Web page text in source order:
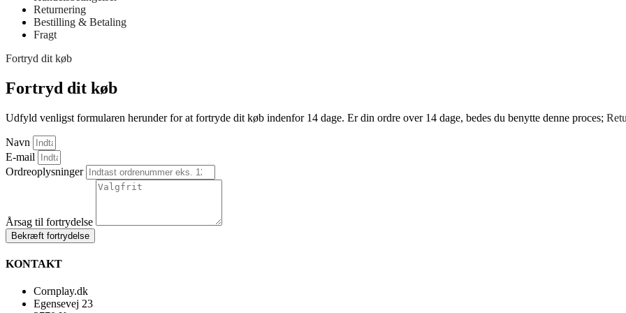
Returnering
Bestilling & Betaling
Fragt
Fortryd dit køb
Fortryd dit køb
Udfyld venligst formularen herunder for at fortryde dit køb indenfor 14 dage. Er din ordre over 14 dage, bedes du benytte denne proces;
Navn
E-mail
Ordreoplysninger
Årsag til fortrydelse
Bekræft fortrydelse
KONTAKT
Cornplay.dk
Egensevej 23